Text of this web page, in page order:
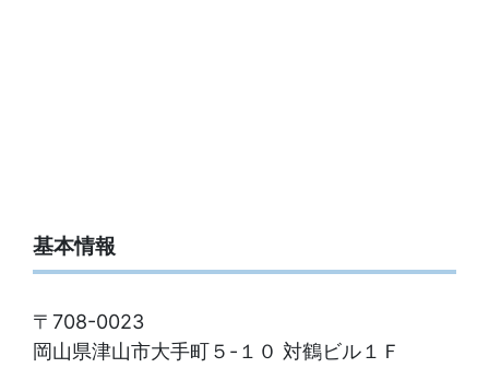
基本情報
〒708-0023
岡山県津山市大手町５-１０ 対鶴ビル１Ｆ